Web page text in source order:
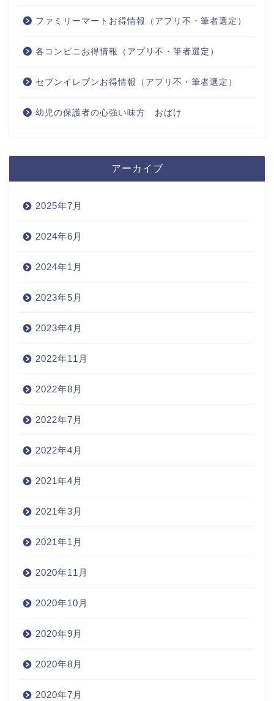
ファミリーマートお得情報（アプリ不・筆者選定）
各コンビニお得情報（アプリ不・筆者選定）
セブンイレブンお得情報（アプリ不・筆者選定）
幼児の保護者の心強い味方 おばけ
アーカイブ
2025年7月
2024年6月
2024年1月
2023年5月
2023年4月
2022年11月
2022年8月
2022年7月
2022年4月
2021年4月
2021年3月
2021年1月
2020年11月
2020年10月
2020年9月
2020年8月
2020年7月